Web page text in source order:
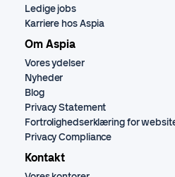
Ledige jobs
Karriere hos Aspia
Om Aspia
Vores ydelser
Nyheder
Blog
Privacy Statement
Fortrolighedserklæring for
Privacy Compliance
Kontakt